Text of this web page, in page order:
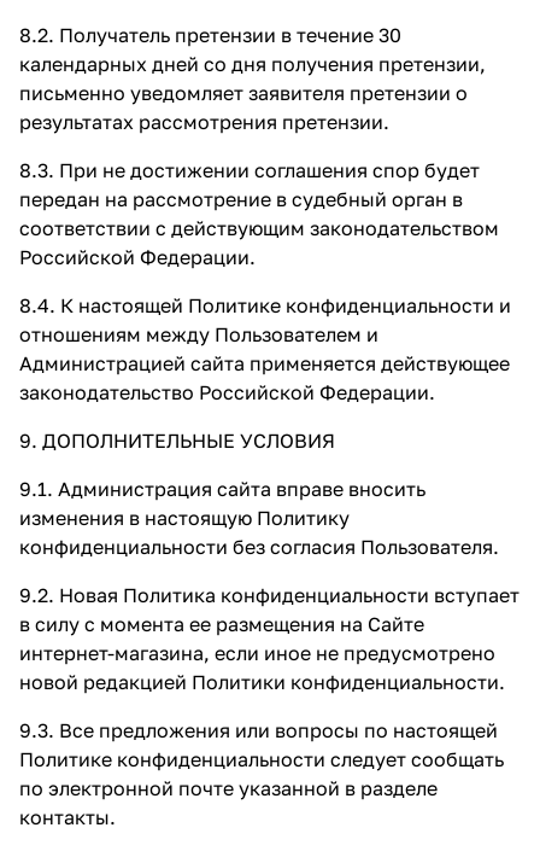
8.2. Получатель претензии в течение 30
календарных дней со дня получения претензии,
письменно уведомляет заявителя претензии о
результатах рассмотрения претензии.
8.3. При не достижении соглашения спор будет
передан на рассмотрение в судебный орган в
соответствии с действующим законодательством
Российской Федерации.
8.4. К настоящей Политике конфиденциальности и
отношениям между Пользователем и
Администрацией сайта применяется действующее
законодательство Российской Федерации.
9. ДОПОЛНИТЕЛЬНЫЕ УСЛОВИЯ
9.1. Администрация сайта вправе вносить
изменения в настоящую Политику
конфиденциальности без согласия Пользователя.
9.2. Новая Политика конфиденциальности вступает
в силу с момента ее размещения на Сайте
интернет-магазина, если иное не предусмотрено
новой редакцией Политики конфиденциальности.
9.3. Все предложения или вопросы по настоящей
Политике конфиденциальности следует сообщать
по электронной почте указанной в разделе
контакты.